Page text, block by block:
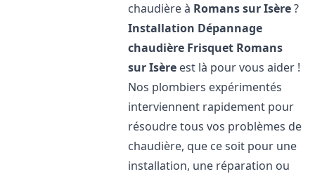
chaudière à Romans sur Isère?
Installation Dépannage
chaudière Frisquet Romans
sur Isère est là pour vous aider !
Nos plombiers expérimentés
interviennent rapidement pour
résoudre tous vos problèmes de
chaudière, que ce soit pour une
installation, une réparation ou